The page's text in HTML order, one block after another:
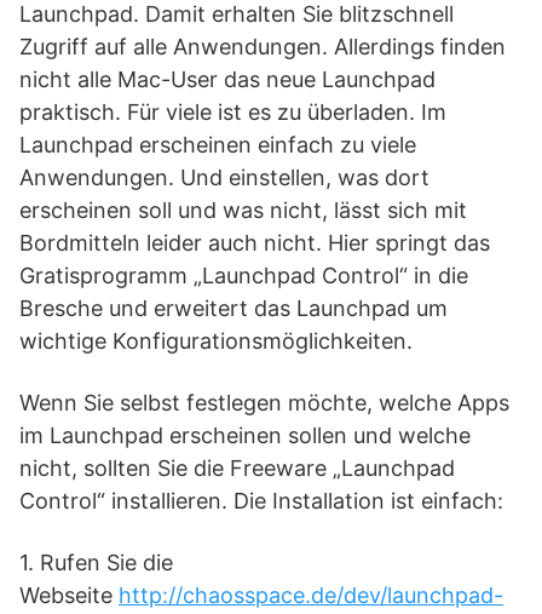
Launchpad. Damit erhalten Sie blitzschnell
Zugriff auf alle Anwendungen. Allerdings finden
nicht alle Mac-User das neue Launchpad
praktisch. Für viele ist es zu überladen. Im
Launchpad erscheinen einfach zu viele
Anwendungen. Und einstellen, was dort
erscheinen soll und was nicht, lässt sich mit
Bordmitteln leider auch nicht. Hier springt das
Gratisprogramm „Launchpad Control“ in die
Bresche und erweitert das Launchpad um
wichtige Konfigurationsmöglichkeiten.
Wenn Sie selbst festlegen möchte, welche Apps
im Launchpad erscheinen sollen und welche
nicht, sollten Sie die Freeware „Launchpad
Control“ installieren. Die Installation ist einfach:
1. Rufen Sie die
Webseite http://chaosspace.de/dev/launchpad-